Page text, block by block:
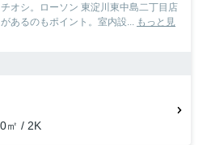
オシ。ローソン 東淀川東中島二丁目店
あるのもポイント。室内設...
もっと見
㎡ / 2K